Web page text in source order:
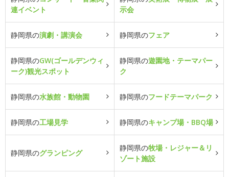
連イベント
示会
静岡県の演劇・講演会 静岡県のフェア
静岡県のGW(ゴールデンウィ
ーク)観光スポット
静岡県の遊園地・テーマパー
ク
静岡県の水族館・動物園 静岡県のフードテーマパーク
静岡県の工場見学 静岡県のキャンプ場・BBQ場
静岡県のグランピング
静岡県の牧場・レジャー＆リ
ゾート施設